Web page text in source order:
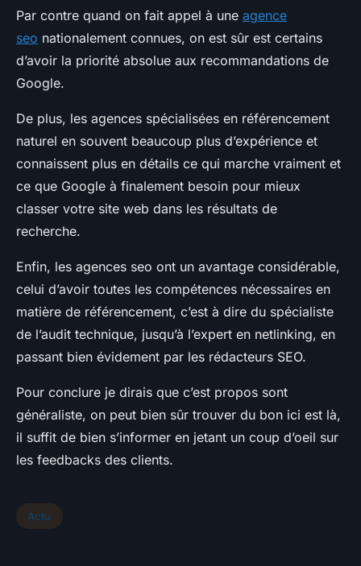
Par contre quand on fait appel à une agence
seo nationalement connues, on est sûr est certains
d’avoir la priorité absolue aux recommandations de
Google.
De plus, les agences spécialisées en référencement
naturel en souvent beaucoup plus d’expérience et
connaissent plus en détails ce qui marche vraiment et
ce que Google à finalement besoin pour mieux
classer votre site web dans les résultats de
recherche.
Enfin, les agences seo ont un avantage considérable,
celui d’avoir toutes les compétences nécessaires en
matière de référencement, c’est à dire du spécialiste
de l’audit technique, jusqu’à l’expert en netlinking, en
passant bien évidement par les rédacteurs SEO.
Pour conclure je dirais que c’est propos sont
généraliste, on peut bien sûr trouver du bon ici est là,
il suffit de bien s’informer en jetant un coup d’oeil sur
les feedbacks des clients.
Actu